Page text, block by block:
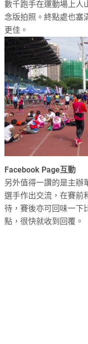
數千跑手在運動場上人
念版拍照。終點處也塞
更佳。
Facebook Page互動
另外值得一讚的是主辦
選手作出交流，在賽前
待，賽後亦可回味一下
點，很快就收到回覆。